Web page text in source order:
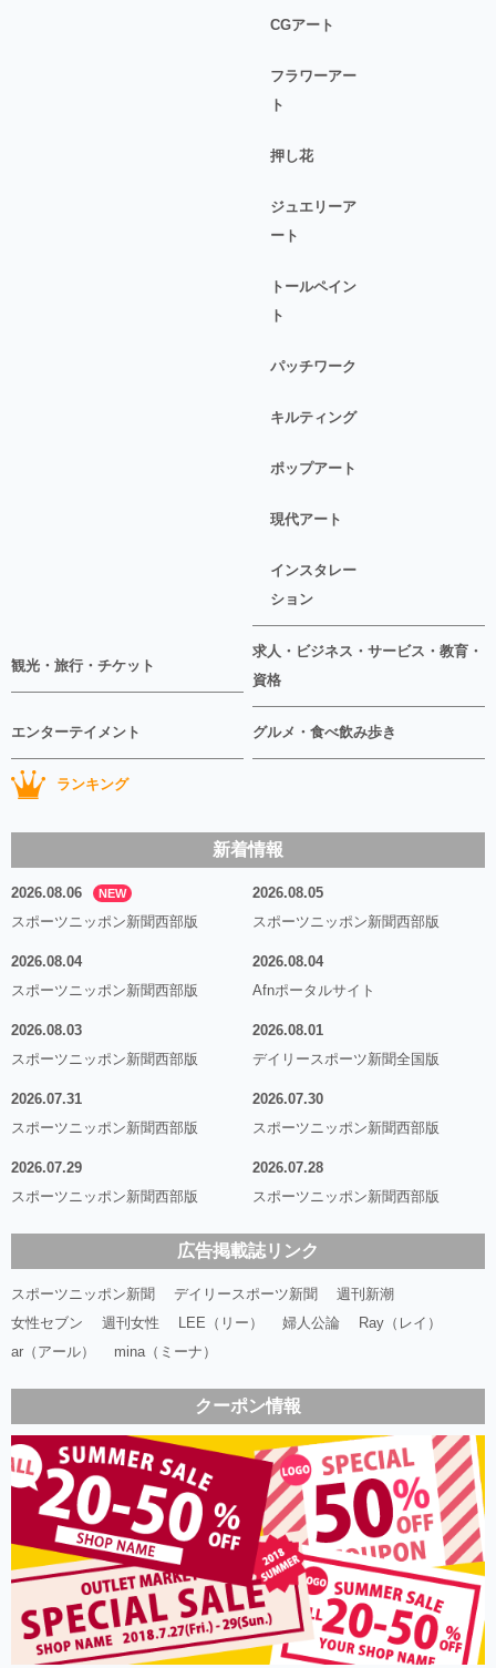
CGアート
フラワーアー
ト
押し花
ジュエリーア
ート
トールペイン
ト
パッチワーク
キルティング
ポップアート
現代アート
インスタレー
ション
観光・旅行・チケット
求人・ビジネス・サービス・教育・
資格
エンターテイメント グルメ・食べ飲み歩き
ランキング
新着情報
2026.08.06 NEW
スポーツニッポン新聞西部版
2026.08.05
スポーツニッポン新聞西部版
2026.08.04
スポーツニッポン新聞西部版
2026.08.04
Afnポータルサイト
2026.08.03
スポーツニッポン新聞西部版
2026.08.01
デイリースポーツ新聞全国版
2026.07.31
スポーツニッポン新聞西部版
2026.07.30
スポーツニッポン新聞西部版
2026.07.29
スポーツニッポン新聞西部版
2026.07.28
スポーツニッポン新聞西部版
広告掲載誌リンク
スポーツニッポン新聞 デイリースポーツ新聞
週刊新潮
女性セブン
週刊女性 LEE（リー） 婦人公論
Ray（レイ）
ar（アール）
mina（ミーナ）
クーポン情報